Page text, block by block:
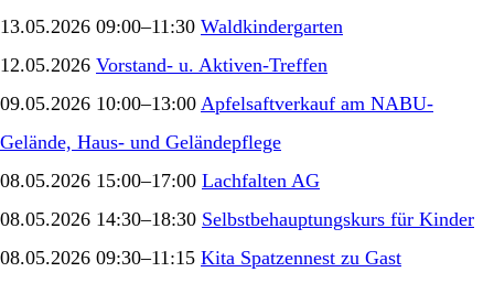
13.05.2026 09:00–11:30 Waldkindergarten
12.05.2026 Vorstand- u. Aktiven-Treffen
09.05.2026 10:00–13:00 Apfelsaftverkauf am NABU-
Gelände, Haus- und Geländepflege
08.05.2026 15:00–17:00 Lachfalten AG
08.05.2026 14:30–18:30 Selbstbehauptungskurs für Kinder
08.05.2026 09:30–11:15 Kita Spatzennest zu Gast